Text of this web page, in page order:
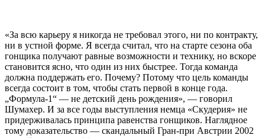
«За всю карьеру я никогда не требовал этого, ни по контракту,
ни в устной форме. Я всегда считал, что на старте сезона оба
гонщика получают равные возможности и технику, но вскоре
становится ясно, что один из них быстрее. Тогда команда
должна поддержать его. Почему? Потому что цель команды
всегда состоит в том, чтобы стать первой в конце года.
„Формула-1“ — не детский день рождения», — говорил
Шумахер. И за все годы выступления немца «Скудерия» не
придерживалась принципа равенства гонщиков. Наглядное
тому доказательство — скандальный Гран-при Австрии 2002